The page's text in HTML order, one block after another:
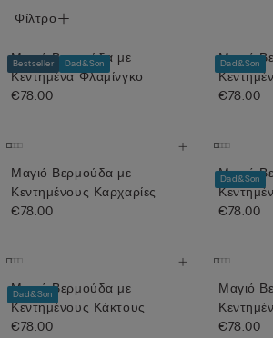
Φίλτρο
Bestseller Dad&Son
Μαγιό Βερμούδα με
Κεντημένα Φλαμίνγκο
€78.00
Dad&Son
Μαγιό
€78.00
Μαγιό Βερμούδα με
Κεντημένους Καρχαρίες
€78.00
Dad&Son
Μαγιό
€78.00
Dad&Son
Μαγιό Βερμούδα με
Κεντημένους Κάκτους
€78.00
Μαγιό
€78.00